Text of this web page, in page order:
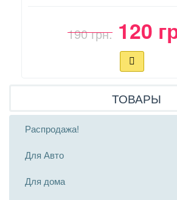
190 грн. 120
ТОВАРЫ
Распродажа!
Для Авто
Для дома